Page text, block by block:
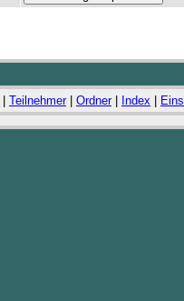
Teilnehmer| Ordner| Index